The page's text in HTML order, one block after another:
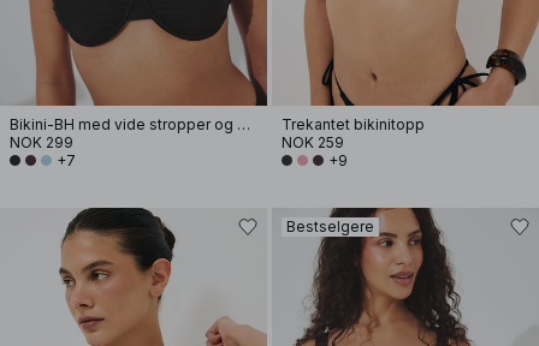
Bikini-BH med vide stropper og drapering
NOK 299
+7
Trekantet bikinitopp
NOK 259
+9
Bestselgere